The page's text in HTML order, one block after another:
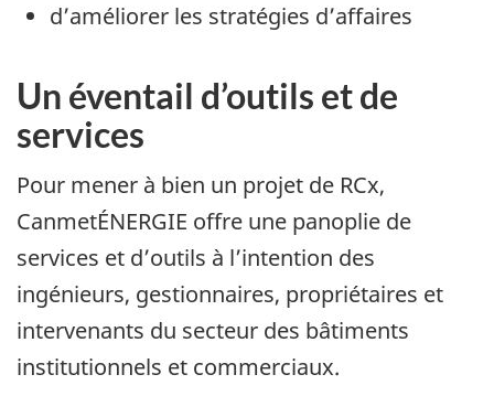
d’améliorer les stratégies d’affaires
Un éventail d’outils et de
services
Pour mener à bien un projet de RCx,
CanmetÉNERGIE offre une panoplie de
services et d’outils à l’intention des
ingénieurs, gestionnaires, propriétaires et
intervenants du secteur des bâtiments
institutionnels et commerciaux.